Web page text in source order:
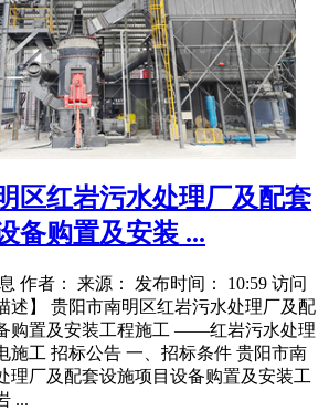
区红岩污水处理厂及配套
备购置及安装 ...
作者： 来源： 发布时间： 10:59 访问
述】 贵阳市南明区红岩污水处理厂及配
购置及安装工程施工 ——红岩污水处理
施工 招标公告 一、招标条件 贵阳市南
理厂及配套设施项目设备购置及安装工
...